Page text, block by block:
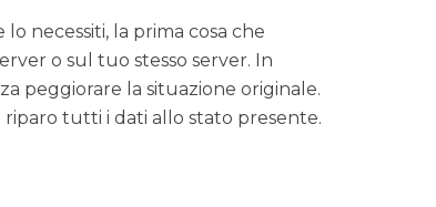
necessiti, la prima cosa che
o sul tuo stesso server. In
peggiorare la situazione originale.
tutti i dati allo stato presente.